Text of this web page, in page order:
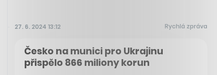
27. 6. 2024 13:12 Rychlá zpráva
Česko na munici pro Ukrajinu
přispělo 866 miliony korun